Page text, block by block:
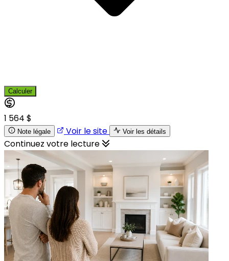
Calculer
1 564 $
Note légale Voir le site Voir les détails
Continuez votre lecture